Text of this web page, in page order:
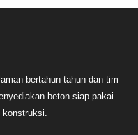
bertahun-tahun dan tim
beton siap pakai
konstruksi.